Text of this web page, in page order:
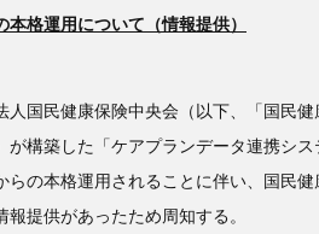
本格運用について（情報提供）
人国民健康保険中央会（以下、「国民健
が構築した「ケアプランデータ連携シ
らの本格運用されることに伴い、国民健
報提供があったため周知する。